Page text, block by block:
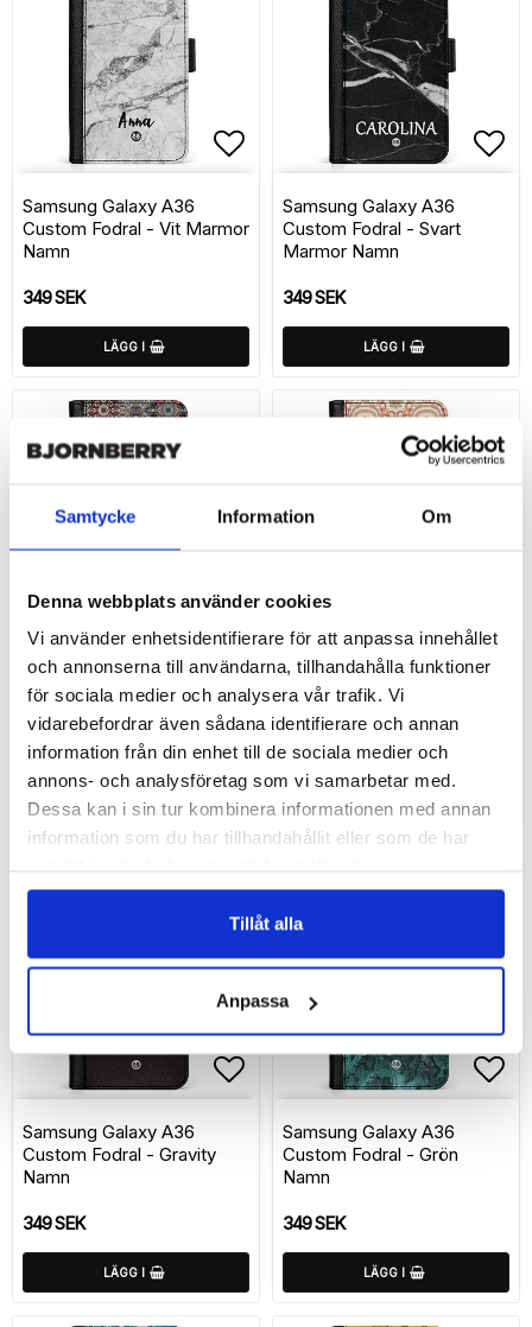
Samtycke Information Om
Denna webbplats använder cookies
Vi använder enhetsidentifierare för att anpassa innehållet
och annonserna till användarna, tillhandahålla funktioner
för sociala medier och analysera vår trafik. Vi
vidarebefordrar även sådana identifierare och annan
information från din enhet till de sociala medier och
annons- och analysföretag som vi samarbetar med.
Dessa kan i sin tur kombinera informationen med annan
information som du har tillhandahållit eller som de har
Tillåt alla
Anpassa
Lägg till i favoritlistan
Samsung Galaxy A36
Custom Fodral - Vit Marmor
Namn
349 SEK
LÄGG I
Samsung Galaxy A36
Custom Fodral - Svart
Marmor Namn
349 SEK
LÄGG I
Lägg till i favoritlistan
Samsung Galaxy A36
Custom Fodral - Marocko
Namn
349 SEK
LÄGG I
Samsung Galaxy A36
Custom Fodral - Kakel
Namn
349 SEK
LÄGG I
Lägg till i favoritlistan
Samsung Galaxy A36
Custom Fodral - Gravity
Namn
349 SEK
LÄGG I
Samsung Galaxy A36
Custom Fodral - Grön
Namn
349 SEK
LÄGG I